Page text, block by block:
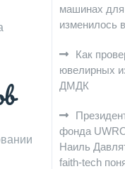
машинах
изменилось
Как
ювелирных
ДМДК
фонда
Наиль
faith-tech